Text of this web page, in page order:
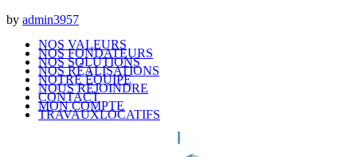
by admin3957
NOS VALEURS
NOS FONDATEURS
NOS SOLUTIONS
NOS RÉALISATIONS
NOTRE ÉQUIPE
NOUS REJOINDRE
CONTACT
MON COMPTE
TRAVAUXLOCATIFS